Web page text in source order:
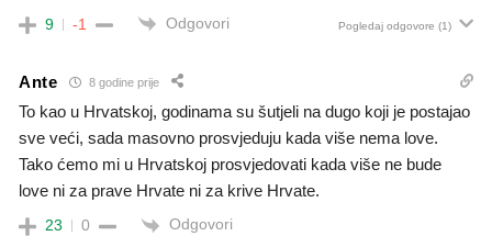
9 -1 Odgovori Pogledaj odgovore (1)
Ante 8 godine prije
To kao u Hrvatskoj, godinama su šutjeli na dugo koji je postajao
sve veći, sada masovno prosvjeduju kada više nema love.
Tako ćemo mi u Hrvatskoj prosvjedovati kada više ne bude
love ni za prave Hrvate ni za krive Hrvate.
23 0 Odgovori